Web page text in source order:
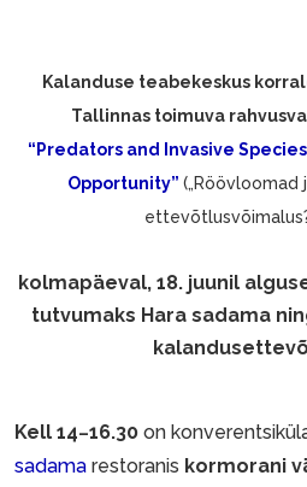
Kalanduse teabekeskus
Tallinnas toimuva
“Predators and Invasive
Opportunity” („Röövloomad
kolmapäeval, 18. juunil
tutvumaks Hara sadama
Kell 14–16.30 on
sadama restoranis kormorani